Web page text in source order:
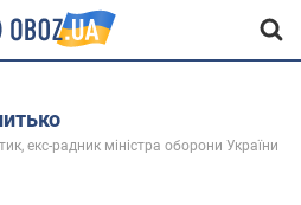
екс-радник міністра оборони України